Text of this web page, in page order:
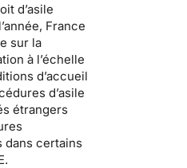
d’asile
France
sur la
à l’échelle
d’accueil
d’asile
étrangers
dans certains